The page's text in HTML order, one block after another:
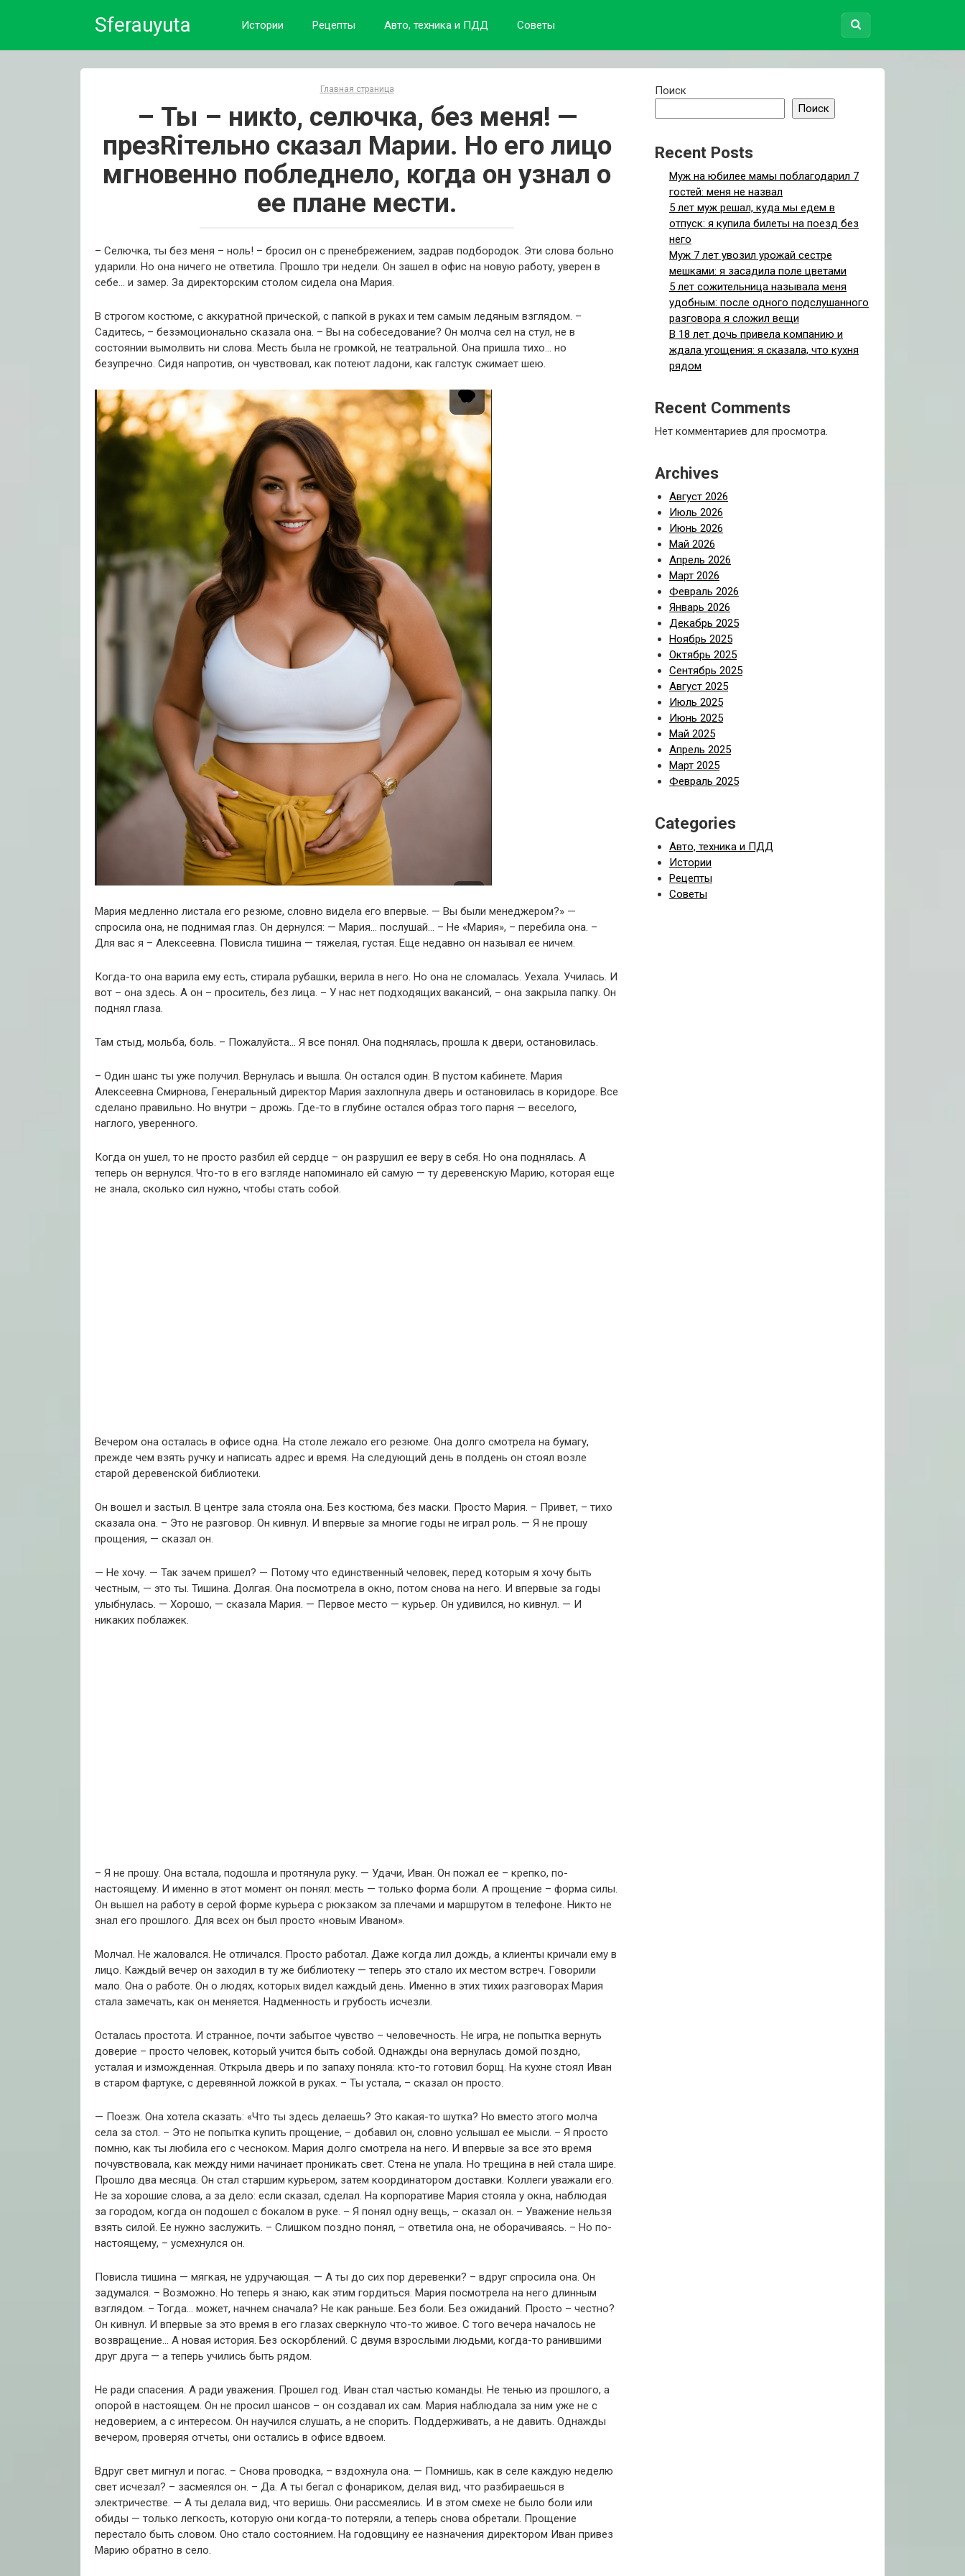
Sferauyuta Истории Рецепты Авто, техника и ПДД Советы
Главная страница
– Ты – никtо, cелючка, без меня! —
презRiтельно сказал Марии. Но его лицо
мгновенно побледнело, когда он узнал о
ее плане мести.
– Селючка, ты без меня – ноль! – бросил он с пренебрежением, задрав подбородок. Эти слова больно
ударили. Но она ничего не ответила. Прошло три недели. Он зашел в офис на новую работу, уверен в
себе… и замер. За директорским столом сидела она Мария.
В строгом костюме, с аккуратной прической, с папкой в ​​руках и тем самым ледяным взглядом. –
Садитесь, – безэмоционально сказала она. – Вы на собеседование? Он молча сел на стул, не в
состоянии вымолвить ни слова. Месть была не громкой, не театральной. Она пришла тихо… но
безупречно. Сидя напротив, он чувствовал, как потеют ладони, как галстук сжимает шею.
Мария медленно листала его резюме, словно видела его впервые. — Вы были менеджером?» —
спросила она, не поднимая глаз. Он дернулся: — Мария… послушай… – Не «Мария», – перебила она. –
Для вас я – Алексеевна. Повисла тишина — тяжелая, густая. Еще недавно он называл ее ничем.
Когда-то она варила ему есть, стирала рубашки, верила в него. Но она не сломалась. Уехала. Училась. И
вот – она здесь. А он – проситель, без лица. – У нас нет подходящих вакансий, – она закрыла папку. Он
поднял глаза.
Там стыд, мольба, боль. – Пожалуйста… Я все понял. Она поднялась, прошла к двери, остановилась.
– Один шанс ты уже получил. Вернулась и вышла. Он остался один. В пустом кабинете. Мария
Алексеевна Смирнова, Генеральный директор Мария захлопнула дверь и остановилась в коридоре. Все
сделано правильно. Но внутри – дрожь. Где-то в глубине остался образ того парня — веселого,
наглого, уверенного.
Когда он ушел, то не просто разбил ей сердце – он разрушил ее веру в себя. Но она поднялась. А
теперь он вернулся. Что-то в его взгляде напоминало ей самую — ту деревенскую Марию, которая еще
не знала, сколько сил нужно, чтобы стать собой.
Вечером она осталась в офисе одна. На столе лежало его резюме. Она долго смотрела на бумагу,
прежде чем взять ручку и написать адрес и время. На следующий день в полдень он стоял возле
старой деревенской библиотеки.
Он вошел и застыл. В центре зала стояла она. Без костюма, без маски. Просто Мария. – Привет, – тихо
сказала она. – Это не разговор. Он кивнул. И впервые за многие годы не играл роль. — Я не прошу
прощения, — сказал он.
— Не хочу. — Так зачем пришел? — Потому что единственный человек, перед которым я хочу быть
честным, — это ты. Тишина. Долгая. Она посмотрела в окно, потом снова на него. И впервые за годы
улыбнулась. — Хорошо, — сказала Мария. — Первое место — курьер. Он удивился, но кивнул. — И
никаких поблажек.
– Я не прошу. Она встала, подошла и протянула руку. — Удачи, Иван. Он пожал ее – крепко, по-
настоящему. И именно в этот момент он понял: месть — только форма боли. А прощение – форма силы.
Он вышел на работу в серой форме курьера с рюкзаком за плечами и маршрутом в телефоне. Никто не
знал его прошлого. Для всех он был просто «новым Иваном».
Молчал. Не жаловался. Не отличался. Просто работал. Даже когда лил дождь, а клиенты кричали ему в
лицо. Каждый вечер он заходил в ту же библиотеку — теперь это стало их местом встреч. Говорили
мало. Она о работе. Он о людях, которых видел каждый день. Именно в этих тихих разговорах Мария
стала замечать, как он меняется. Надменность и грубость исчезли.
Осталась простота. И странное, почти забытое чувство – человечность. Не игра, не попытка вернуть
доверие – просто человек, который учится быть собой. Однажды она вернулась домой поздно,
усталая и изможденная. Открыла дверь и по запаху поняла: кто-то готовил борщ. На кухне стоял Иван
в старом фартуке, с деревянной ложкой в ​​руках. – Ты устала, – сказал он просто.
— Поезж. Она хотела сказать: «Что ты здесь делаешь? Это какая-то шутка? Но вместо этого молча
села за стол. – Это не попытка купить прощение, – добавил он, словно услышал ее мысли. – Я просто
помню, как ты любила его с чесноком. Мария долго смотрела на него. И впервые за все это время
почувствовала, как между ними начинает проникать свет. Стена не упала. Но трещина в ней стала шире.
Прошло два месяца. Он стал старшим курьером, затем координатором доставки. Коллеги уважали его.
Не за хорошие слова, а за дело: если сказал, сделал. На корпоративе Мария стояла у окна, наблюдая
за городом, когда он подошел с бокалом в руке. – Я понял одну вещь, – сказал он. – Уважение нельзя
взять силой. Ее нужно заслужить. – Слишком поздно понял, – ответила она, не оборачиваясь. – Но по-
настоящему, – усмехнулся он.
Повисла тишина — мягкая, не удручающая. — А ты до сих пор деревенки? – вдруг спросила она. Он
задумался. – Возможно. Но теперь я знаю, как этим гордиться. Мария посмотрела на него длинным
взглядом. – Тогда… может, начнем сначала? Не как раньше. Без боли. Без ожиданий. Просто – честно?
Он кивнул. И впервые за это время в его глазах сверкнуло что-то живое. С того вечера началось не
возвращение… А новая история. Без оскорблений. С двумя взрослыми людьми, когда-то ранившими
друг друга — а теперь учились быть рядом.
Не ради спасения. А ради уважения. Прошел год. Иван стал частью команды. Не тенью из прошлого, а
опорой в настоящем. Он не просил шансов – он создавал их сам. Мария наблюдала за ним уже не с
недоверием, а с интересом. Он научился слушать, а не спорить. Поддерживать, а не давить. Однажды
вечером, проверяя отчеты, они остались в офисе вдвоем.
Вдруг свет мигнул и погас. – Снова проводка, – вздохнула она. — Помнишь, как в селе каждую неделю
свет исчезал? – засмеялся он. – Да. А ты бегал с фонариком, делая вид, что разбираешься в
электричестве. — А ты делала вид, что веришь. Они рассмеялись. И в этом смехе не было боли или
обиды — только легкость, которую они когда-то потеряли, а теперь снова обретали. Прощение
перестало быть словом. Оно стало состоянием. На годовщину ее назначения директором Иван привез
Марию обратно в село.
Поиск
Поиск
Recent Posts
Муж на юбилее мамы поблагодарил 7
гостей: меня не назвал
5 лет муж решал, куда мы едем в
отпуск: я купила билеты на поезд без
него
Муж 7 лет увозил урожай сестре
мешками: я засадила поле цветами
5 лет сожительница называла меня
удобным: после одного подслушанного
разговора я сложил вещи
В 18 лет дочь привела компанию и
ждала угощения: я сказала, что кухня
рядом
Recent Comments
Нет комментариев для просмотра.
Archives
Август 2026
Июль 2026
Июнь 2026
Май 2026
Апрель 2026
Март 2026
Февраль 2026
Январь 2026
Декабрь 2025
Ноябрь 2025
Октябрь 2025
Сентябрь 2025
Август 2025
Июль 2025
Июнь 2025
Май 2025
Апрель 2025
Март 2025
Февраль 2025
Categories
Авто, техника и ПДД
Истории
Рецепты
Советы